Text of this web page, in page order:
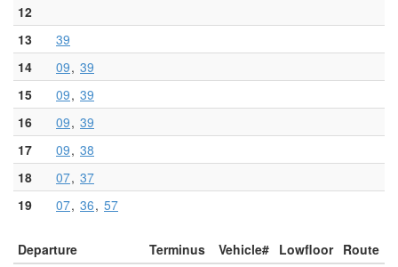
12
13
39
14
09 39
15
09 39
16
09 39
17
09 38
18
07 37
19
07 36 57
Departure Terminus Vehicle# Lowfloor Route